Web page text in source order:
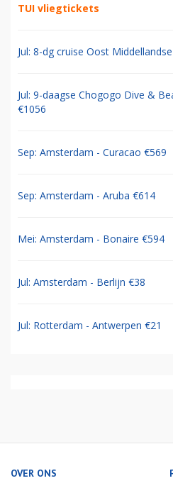
TUI vliegtickets
Jul: 8-dg cruise Oost
Jul: 9-daagse Chogogo Dive &
€1056
Sep: Amsterdam - Curacao €569
Sep: Amsterdam - Aruba €614
Mei: Amsterdam - Bonaire €594
Jul: Amsterdam - Berlijn €38
Jul: Rotterdam - Antwerpen €21
OVER ONS